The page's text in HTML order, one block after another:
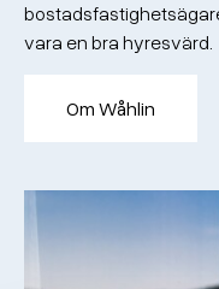
vara en bra hyresvärd.
Om Wåhlin